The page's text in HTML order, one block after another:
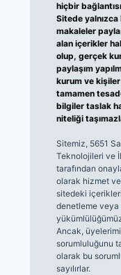
hiçbir
Sitede yalnızca
makaleler
alan içerikler
olup, gerçek
paylaşım
kurum ve
tamamen
bilgiler taslak
niteliği
Sitemiz, 5651
Teknolojileri ve
tarafından
olarak hizmet
sitedeki
denetleme veya
Ancak,
sorumluluğunu
olarak bu
sayılırlar.